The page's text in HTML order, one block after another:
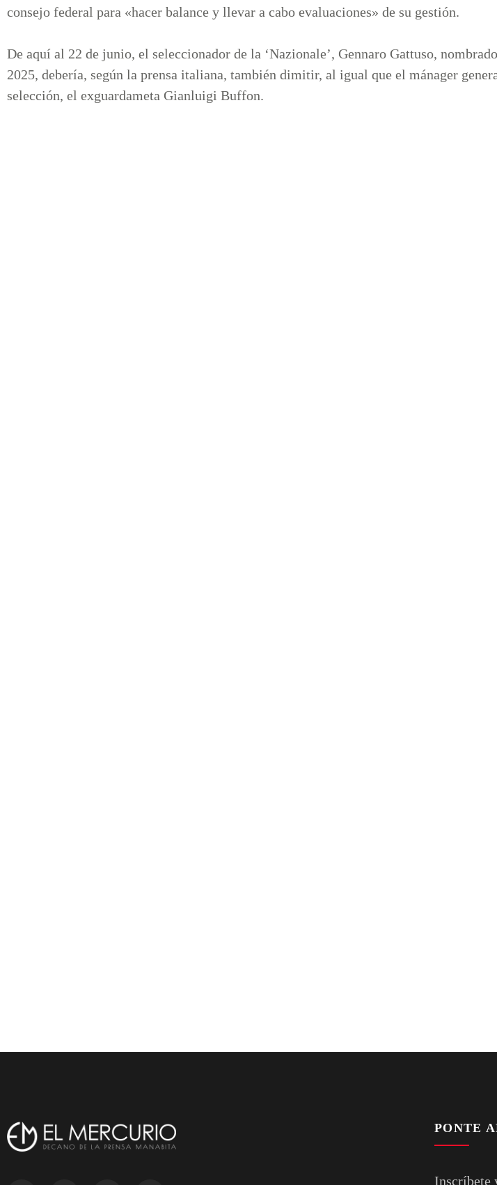
consejo federal para «hacer balance y llevar a cabo evaluaciones» de su gestión.
De aquí al 22 de junio, el seleccionador de la ‘Nazionale’, Gennaro Gattuso,
2025, debería, según la prensa italiana, también dimitir, al igual que el mánager
selección, el exguardameta Gianluigi Buffon.
PONTE
Inscríbete